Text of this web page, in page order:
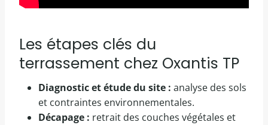
Les étapes clés du
terrassement chez Oxantis TP
Diagnostic et étude du site : analyse des sols
et contraintes environnementales.
Décapage : retrait des couches végétales et